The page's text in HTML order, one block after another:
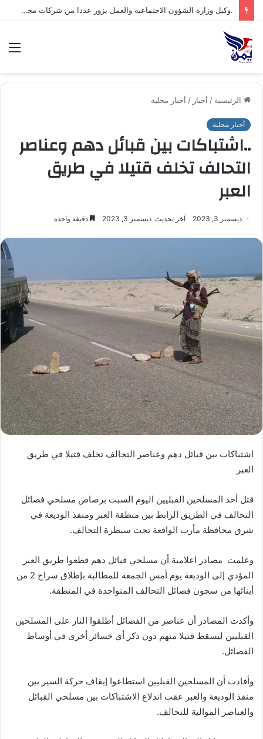
.السلطة المحلية بمحافظة شبوة تبارك العملية العسكرية النوعية للقوات المسلحة اليمنية ضد تحشيدات العدو السعودي
الرئيسية / أخبار / أخبار محلية
أخبار محلية
..اشتباكات بين قبائل دهم وعناصر
التحالف تخلف قتيلا في طريق
العبر
ديسمبر 3, 2023 آخر تحديث: ديسمبر 3, 2023 دقيقة واحدة
اشتباكات بين قبائل دهم وعناصر التحالف تخلف قتيلا في طريق
العبر
قتل أحد المسلحين القبليين اليوم السبت برصاص مسلحي فصائل
التحالف في الطريق الرابط بين منطقة العبر ومنفذ الوديعة في
شرق محافظة مأرب الواقعة تحت سيطرة التحالف.
وعلمت مصادر اعلامية أن مسلحي قبائل دهم قطعوا طريق العبر
المؤدي إلى الوديعة يوم أمس الجمعة للمطالبة بإطلاق سراح 2 من
أبنائها من سجون فصائل التحالف المتواجدة في المنطقة.
وأكدت المصادر أن عناصر من الفصائل أطلقوا النار على المسلحين
القبليين ليسقط قتيلا منهم دون ذكر أي خسائر أخرى في أوساط
الفصائل.
وأفادت أن المسلحين القبليين استطاعوا إيقاف حركة السير بين
منفذ الوديعة والعبر عقب اندلاع الاشتباكات بين مسلحي القبائل
والعناصر الموالية للتحالف.